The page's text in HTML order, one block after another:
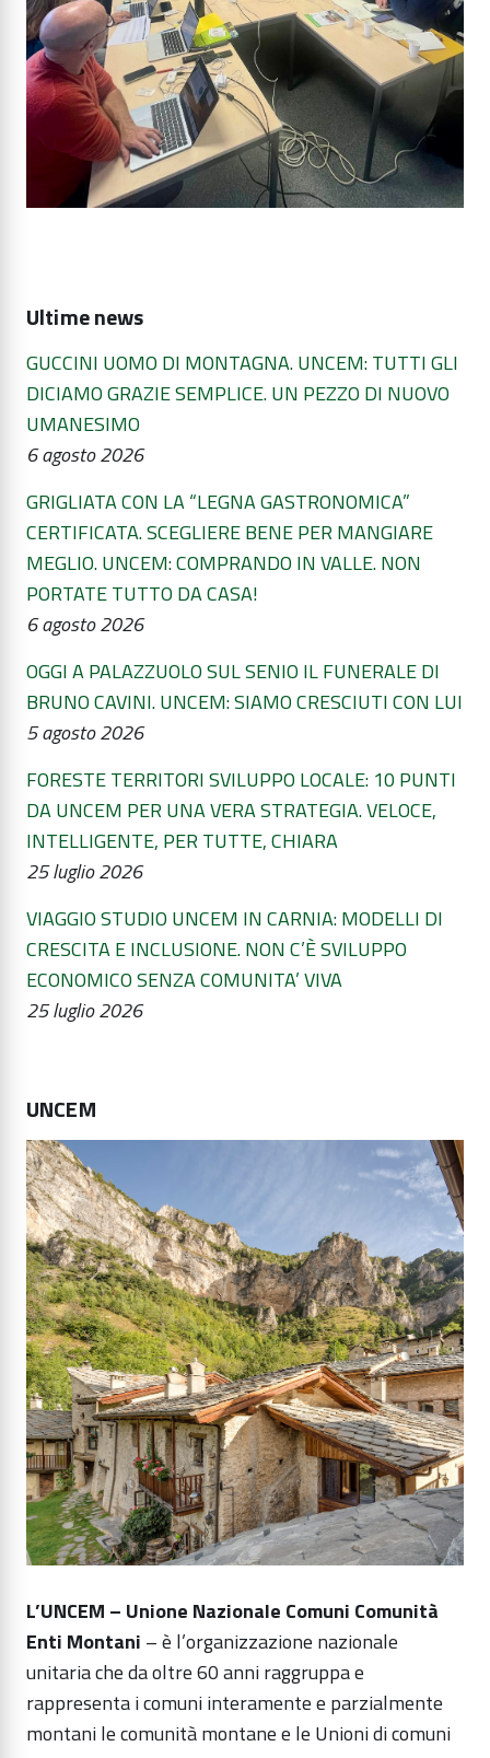
Ultime news
GUCCINI UOMO DI MONTAGNA. UNCEM: TUTTI GLI
DICIAMO GRAZIE SEMPLICE. UN PEZZO DI NUOVO
UMANESIMO
6 agosto 2026
GRIGLIATA CON LA “LEGNA GASTRONOMICA”
CERTIFICATA. SCEGLIERE BENE PER MANGIARE
MEGLIO. UNCEM: COMPRANDO IN VALLE. NON
PORTATE TUTTO DA CASA!
6 agosto 2026
OGGI A PALAZZUOLO SUL SENIO IL FUNERALE DI
BRUNO CAVINI. UNCEM: SIAMO CRESCIUTI CON LUI
5 agosto 2026
FORESTE TERRITORI SVILUPPO LOCALE: 10 PUNTI
DA UNCEM PER UNA VERA STRATEGIA. VELOCE,
INTELLIGENTE, PER TUTTE, CHIARA
25 luglio 2026
VIAGGIO STUDIO UNCEM IN CARNIA: MODELLI DI
CRESCITA E INCLUSIONE. NON C’È SVILUPPO
ECONOMICO SENZA COMUNITA’ VIVA
25 luglio 2026
UNCEM
L’UNCEM – Unione Nazionale Comuni Comunità
Enti Montani – è l’organizzazione nazionale
unitaria che da oltre 60 anni raggruppa e
rappresenta i comuni interamente e parzialmente
montani le comunità montane e le Unioni di comuni